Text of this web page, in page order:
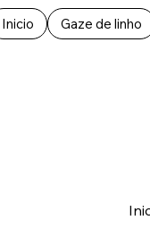
Inicio Gaze de linho